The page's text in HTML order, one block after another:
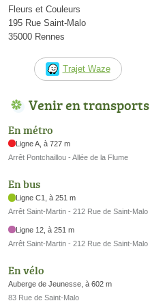
Fleurs et Couleurs
195 Rue Saint-Malo
35000 Rennes
Trajet Waze
Venir en
En métro
Ligne A, à 727 m
Arrêt Pontchaillou - Allée de la Flume
En bus
Ligne C1, à 251 m
Arrêt Saint-Martin - 212 Rue de Saint-Malo
Ligne 12, à 251 m
Arrêt Saint-Martin - 212 Rue de Saint-Malo
En vélo
Auberge de Jeunesse, à 602 m
83 Rue de Saint-Malo